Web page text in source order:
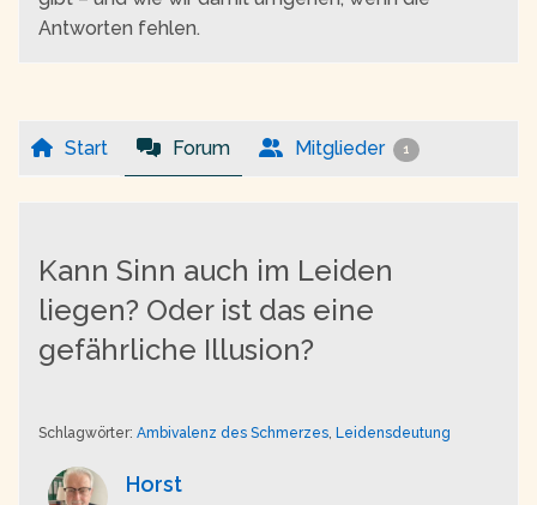
Antworten fehlen.
Start Forum Mitglieder 1
Kann Sinn auch im Leiden
liegen? Oder ist das eine
gefährliche Illusion?
Schlagwörter: Ambivalenz des Schmerzes, Leidensdeutung
Horst